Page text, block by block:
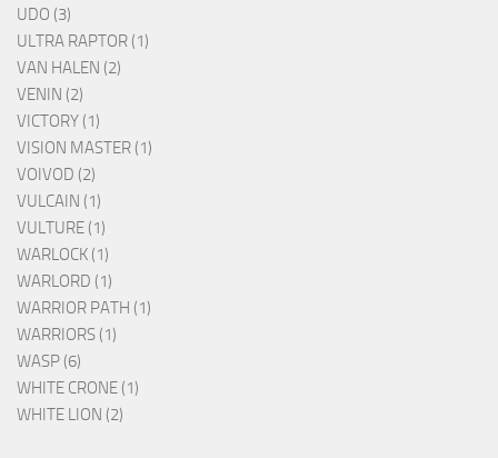
UDO (3)
ULTRA RAPTOR (1)
VAN HALEN (2)
VENIN (2)
VICTORY (1)
VISION MASTER (1)
VOIVOD (2)
VULCAIN (1)
VULTURE (1)
WARLOCK (1)
WARLORD (1)
WARRIOR PATH (1)
WARRIORS (1)
WASP (6)
WHITE CRONE (1)
WHITE LION (2)